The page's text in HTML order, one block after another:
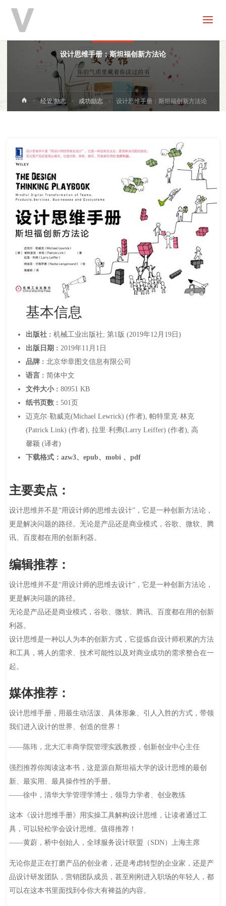
设计思维手册：斯坦福创新方法论
首
页
经管/励志 成功励志 设计思维手册：斯坦福创新方法论
基本信息
出版社 : 机械工业出版社; 第1版 (2019年12月19日)
出版日期 : 2019年11月1日
品牌 : 北京华章图文信息有限公司
语言 : 简体中文
文件大小 : 80951 KB
纸书页数 : 501页
迈克尔·勒威克(Michael Lewrick) (作者), 帕特里克·林克
(Patrick Link) (作者), 拉里·利弗(Larry Leiffer) (作者), 高
馨颖 (译者)
下载格式：azw3、epub、mobi 、pdf
主要卖点：
设计思维并不是“用设计师的思维去设计”，它是一种创新方法论，
更是解决问题的路径。无论是产品还是商业模式，谷歌、微软、腾
讯、百度都在用的创新利器。
编辑推荐：
设计思维并不是“用设计师的思维去设计”，它是一种创新方法论，
更是解决问题的路径。
无论是产品还是商业模式，谷歌、微软、腾讯、百度都在用的创新
利器。
设计思维是一种以人为本的创新方式，它提炼自设计师积累的方法
和工具，将人的需求、技术可能性以及对商业成功的需求整合在一
起。
媒体推荐：
设计思维手册，用最生动活泼、具体形象、引人入胜的方式，带领
我们进入设计的世界、创造的世界！
——陈玮，北大汇丰商学院管理实践教授，创新创业中心主任
强烈推荐你阅读这本书，这是源自斯坦福大学的设计思维的最创
新、最实用、最具操作性的手册。
——徐中，清华大学管理学博士，领导力学者、创业教练
这本《设计思维手册》用实操工具解构设计思维，让读者通过工
具，可以轻松学会设计思维。值得推荐！
——黄蔚，桥中创始人，全球服务设计联盟（SDN）上海主席
无论你是正在打磨产品的创业者，还是考虑转型的企业家，还是产
品设计研发团队，营销团队成员，甚至刚刚进入职场的年轻人，都
可以在这本书里面找到令你大有裨益的内容。